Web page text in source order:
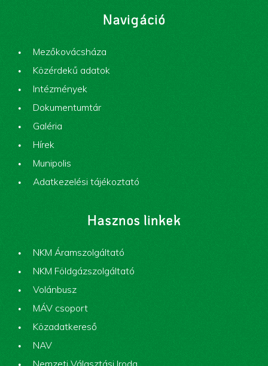
Navigáció
Mezőkovácsháza
Közérdekű adatok
Intézmények
Dokumentumtár
Galéria
Hírek
Munipolis
Adatkezelési tájékoztató
Hasznos linkek
NKM Áramszolgáltató
NKM Földgázszolgáltató
Volánbusz
MÁV csoport
Közadatkereső
NAV
Nemzeti Választási Iroda